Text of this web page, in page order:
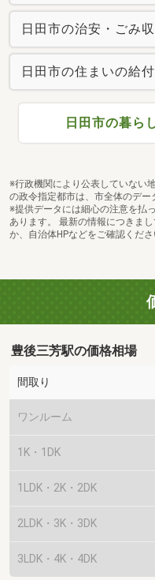
日田市の治安・ごみ
日田市の住まいの給
日田市の暮ら
※行政機関により公表していない
の政令指定都市は、市全体のデー
※提供データには細心の注意を払
あります。 最新の情報につきま
か、自治体HPなどをご確認くださ
豊後三芳駅の価格相場
間取り
ワンルーム
1K・1DK
1LDK・2K・2DK
2LDK・3K・3DK
3LDK・4K・4DK